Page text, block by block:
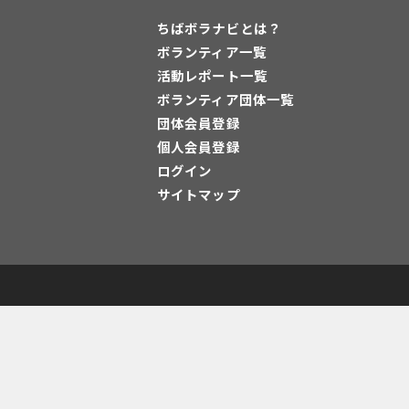
ちばボラナビとは？
ボランティア一覧
活動レポート一覧
ボランティア団体一覧
団体会員登録
個人会員登録
ログイン
サイトマップ